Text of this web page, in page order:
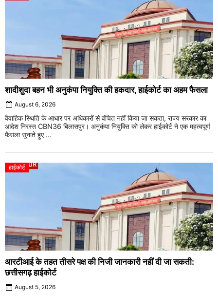
शादीशुदा बहन भी अनुकंपा नियुक्ति की हकदार, हाईकोर्ट का अहम फैसला
August 6, 2026
वैवाहिक स्थिति के आधार पर अधिकारों से वंचित नहीं किया जा सकता, राज्य सरकार का
आदेश निरस्त CBN36 बिलासपुर। अनुकंपा नियुक्ति को लेकर हाईकोर्ट ने एक महत्वपूर्ण
फैसला सुनाते हुए ...
हाईकोर्ट
आरटीआई के तहत तीसरे पक्ष की निजी जानकारी नहीं दी जा सकती:
छत्तीसगढ़ हाईकोर्ट
August 5, 2026